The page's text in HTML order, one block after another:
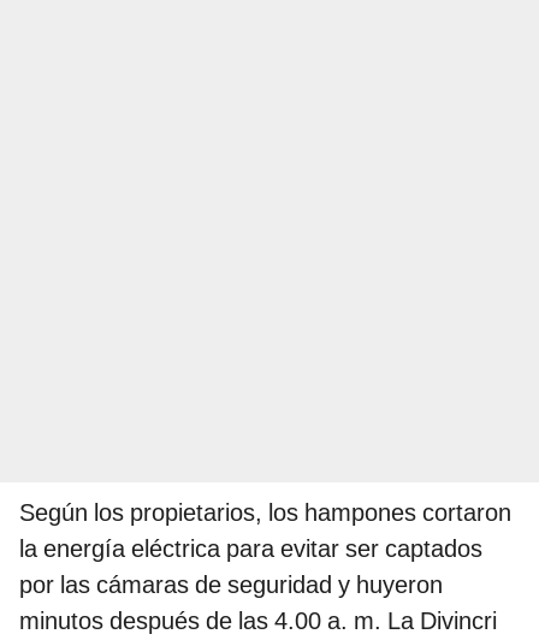
Según los propietarios, los hampones cortaron
la energía eléctrica para evitar ser captados
por las cámaras de seguridad y huyeron
minutos después de las 4.00 a. m. La Divincri